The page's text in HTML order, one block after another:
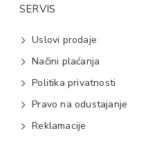
SERVIS
Uslovi prodaje
Načini plaćanja
Politika privatnosti
Pravo na odustajanje
Reklamacije